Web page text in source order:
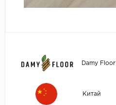
Damy Floor
Китай